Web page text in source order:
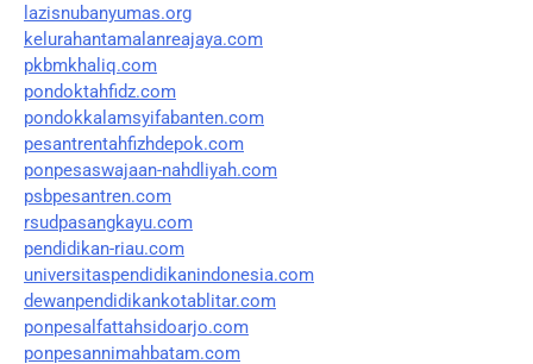
lazisnubanyumas.org
kelurahantamalanreajaya.com
pkbmkhaliq.com
pondoktahfidz.com
pondokkalamsyifabanten.com
pesantrentahfizhdepok.com
ponpesaswajaan-nahdliyah.com
psbpesantren.com
rsudpasangkayu.com
pendidikan-riau.com
universitaspendidikanindonesia.com
dewanpendidikankotablitar.com
ponpesalfattahsidoarjo.com
ponpesannimahbatam.com